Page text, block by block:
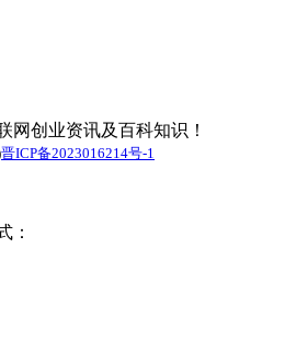
网创业资讯及百科知识！
晋ICP备2023016214号-1
：